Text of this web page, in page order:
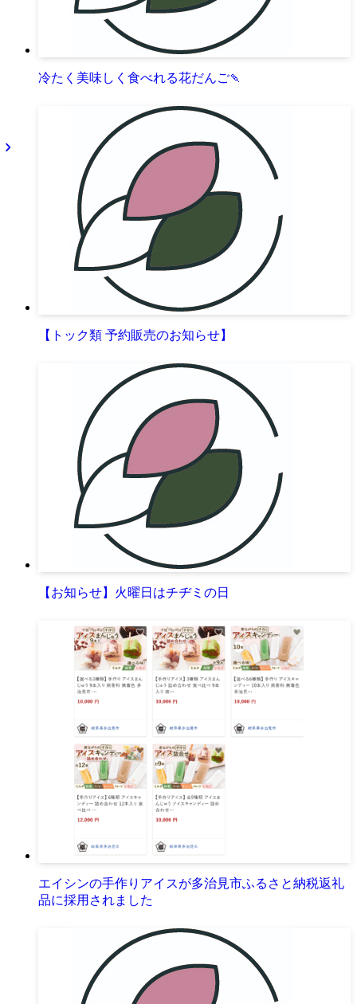
冷たく美味しく食べれる花だんご🍡
【トック類 予約販売のお知らせ】
【お知らせ】火曜日はチヂミの日
エイシンの手作りアイスが多治見市ふるさと納税返礼
品に採用されました